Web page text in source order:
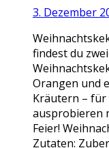
3. Dezember
findest du
Orangen und
Kräutern – für
ausprobieren
Feier!
Zutaten: